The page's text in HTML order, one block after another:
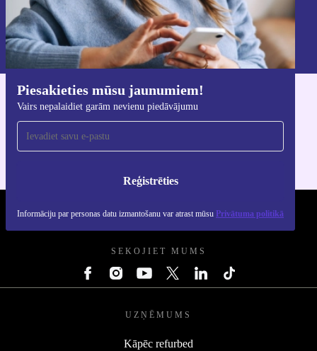
Piesakieties mūsu jaunumiem!
Vairs nepalaidiet garām nevienu piedāvājumu
Reģistrēties
Informāciju par personas datu izmantošanu var atrast mūsu Privātuma politikā
Reģistrēties
Informāciju par personas datu izmantošanu varat atrast mūsu
Privātuma politikā.
Lejupielādējiet refurbed lietotni
iOS un Android ierīcēm
REFURBED - RETHINK NEW.
SEKOJIET MUMS
UZŅĒMUMS
Kāpēc refurbed